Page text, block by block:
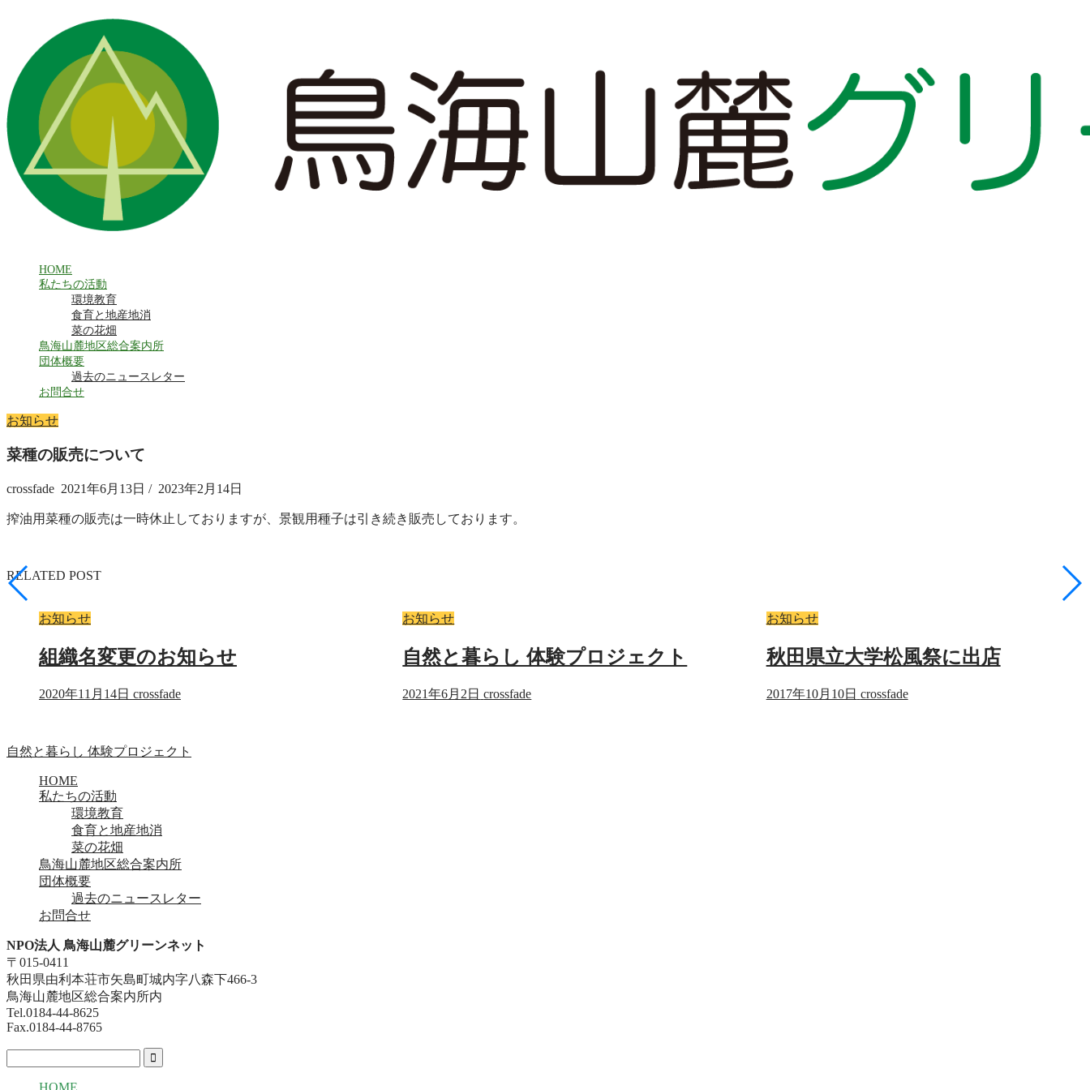
HOME
私たちの活動
環境教育
食育と地産地消
菜の花畑
鳥海山麓地区総合案内所
団体概要
過去のニュースレター
お問合せ
お知らせ
菜種の販売について
crossfade 2021年6月13日 / 2023年2月14日
搾油用菜種の販売は一時休止しておりますが、景観用種子は引き続き販売しております。
RELATED POST
お知らせ
組織名変更のお知らせ
2020年11月14日 crossfade
お知らせ
自然と暮らし 体験プロジェクト
2021年6月2日 crossfade
お知らせ
秋田県立大学松風祭に出店
2017年10月10日 crossfade
自然と暮らし 体験プロジェクト
HOME
私たちの活動
環境教育
食育と地産地消
菜の花畑
鳥海山麓地区総合案内所
団体概要
過去のニュースレター
お問合せ
NPO法人 鳥海山麓グリーンネット
〒015-0411
秋田県由利本荘市矢島町城内字八森下466-3
鳥海山麓地区総合案内所内
Tel.0184-44-8625
Fax.0184-44-8765
HOME